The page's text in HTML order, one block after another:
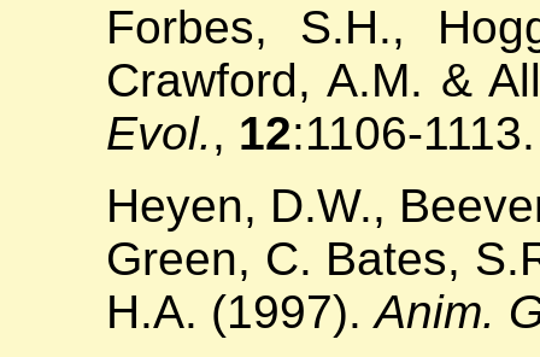
Forbes, S.H.,
Crawford, A.M. &
Evol., 12:1106-1113.
Heyen, D.W.,
Green, C. Bates,
H.A. (1997).Anim.